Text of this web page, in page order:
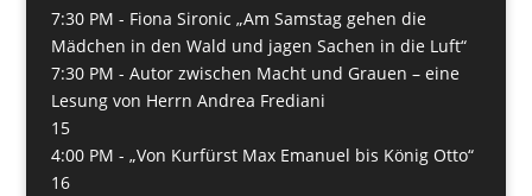
7:30 PM - Fiona Sironic „Am Samstag gehen die
Mädchen in den Wald und jagen Sachen in die Luft“
7:30 PM - Autor zwischen Macht und Grauen – eine
Lesung von Herrn Andrea Frediani
15
4:00 PM - „Von Kurfürst Max Emanuel bis König Otto“
16